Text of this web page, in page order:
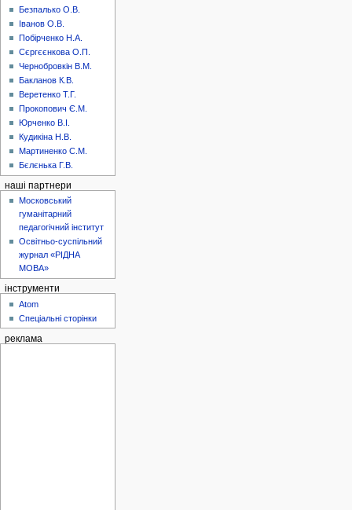
Безпалько О.В.
Іванов О.В.
Побірченко Н.А.
Сєргєєнкова О.П.
Чернобровкін В.М.
Бакланов К.В.
Веретенко Т.Г.
Прокопович Є.М.
Юрченко В.І.
Кудикіна Н.В.
Мартиненко С.М.
Бєлєнька Г.В.
наші партнери
Московський
гуманітарний
педагогічний інститут
Освітньо-суспільний
журнал «РІДНА
МОВА»
інструменти
Atom
Спеціальні сторінки
реклама